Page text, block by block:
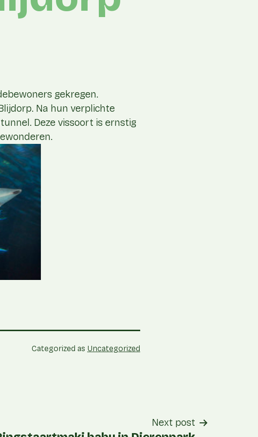
gekregen.
Na hun verplichte
Deze vissoort is ernstig
Categorized as Uncategorized
Next post